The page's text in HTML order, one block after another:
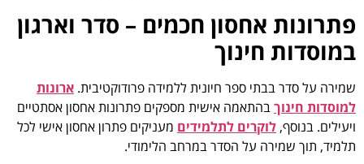
פתרונות אחסון חכמים – סדר וארגון
במוסדות חינוך
שמירה על סדר בבתי ספר חיונית ללמידה פרודוקטיבית. ארונות
למוסדות חינוךבהתאמה אישית מספקים פתרונות אחסון אסתטיים
ויעילים. בנוסף, לוקרים לתלמידים מעניקים פתרון אחסון אישי לכל
תלמיד, תוך שמירה על הסדר במרחב הלימודי.